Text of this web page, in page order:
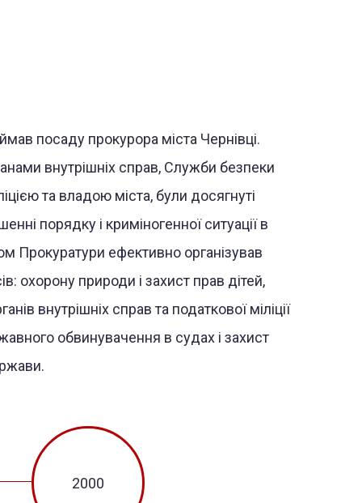
посаду прокурора міста Чернівці.
внутрішніх справ, Служби безпеки
та владою міста, були досягнуті
порядку і криміногенної ситуації в
Прокуратури ефективно організував
охорону природи і захист прав дітей,
внутрішніх справ та податкової міліції
обвинувачення в судах і захист
2000